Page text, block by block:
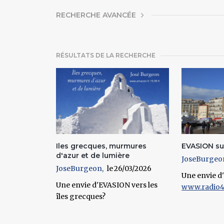
AFFICHER
RECHERCHE AVANCÉE
RÉSULTATS DE LA RECHERCHE
Iles grecques, murmures
d'azur et de lumière
JoseBurgeon
26/03/2026
Une envie d'EVASION vers les
îles grecques?
EVASION
Une envie
Pages